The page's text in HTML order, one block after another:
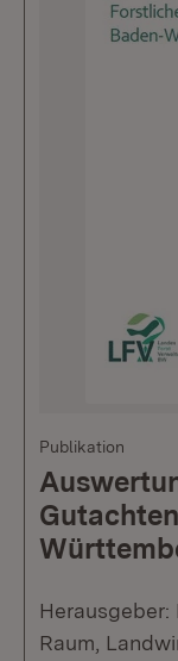
Publikation
Raum,